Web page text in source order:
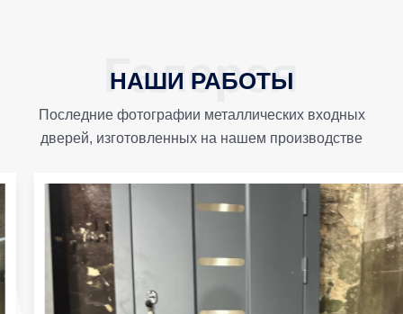
НАШИ РАБОТЫ
Последние фотографии металлических входных
дверей, изготовленных на нашем производстве